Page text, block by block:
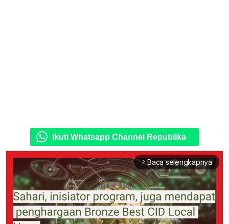
Ikuti Whatsapp Channel Republika
arrow_forward_ios Baca selengkapnya